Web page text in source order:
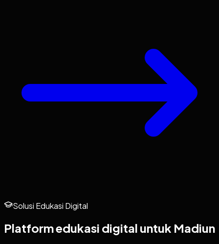
Solusi Edukasi Digital
Platform edukasi digital untuk Madiun